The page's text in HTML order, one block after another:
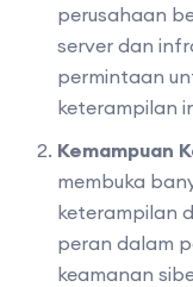
perusahaan
server dan
permintaan
keterampilan
Kemampuan
membuka
keterampilan
peran dalam
keamanan